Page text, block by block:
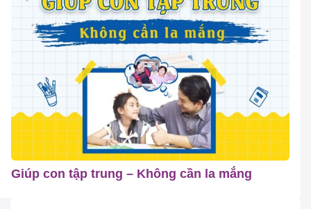
Giúp con tập trung – Không cần la mắng